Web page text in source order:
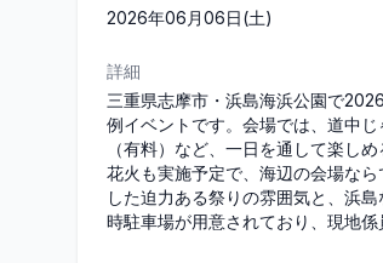
2026年06月06日(土)
詳細
三重県志摩市・浜島海浜公園で
例イベントです。会場では、道中
（有料）など、一日を通して楽し
花火も実施予定で、海辺の会場な
した迫力ある祭りの雰囲気と、浜
時駐車場が用意されており、現地